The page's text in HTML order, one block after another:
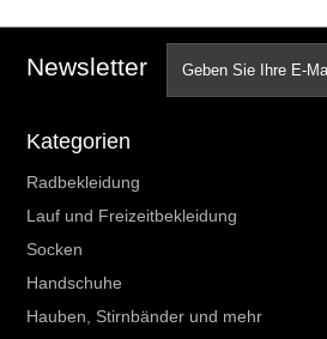
Newsletter
Kategorien
Radbekleidung
Lauf und Freizeitbekleidung
Socken
Handschuhe
Hauben, Stirnbänder und mehr